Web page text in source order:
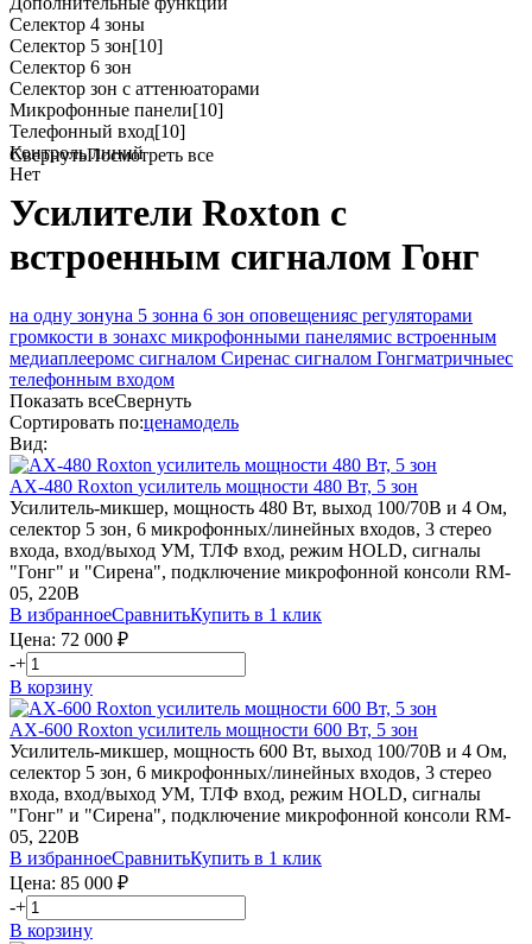
Селектор 4 зоны
Селектор 5 зон[10]
Селектор 6 зон
Селектор зон с аттенюаторами
Микрофонные панели[10]
Телефонный вход[10]
Контроль линий
Нет
СвернутьПосмотреть все
Усилители Roxton с
встроенным сигналом Гонг
на одну зонуна 5 зонна 6 зон оповещенияс регуляторами
громкости в зонахс микрофонными панелямис встроенным
медиаплееромс сигналом Сиренас сигналом Гонгматричныес
телефонным входом
Показать всеСвернуть
Сортировать по:ценамодель
Вид:
AX-480 Roxton усилитель мощности 480 Вт, 5 зон
Усилитель-микшер, мощность 480 Вт, выход 100/70В и 4 Ом,
селектор 5 зон, 6 микрофонных/линейных входов, 3 стерео
входа, вход/выход УМ, ТЛФ вход, режим HOLD, сигналы
"Гонг" и "Сирена", подключение микрофонной консоли RM-
05, 220В
В избранноеСравнитьКупить в 1 клик
Цена: 72 000 ₽
-+
В корзину
AX-600 Roxton усилитель мощности 600 Вт, 5 зон
Усилитель-микшер, мощность 600 Вт, выход 100/70В и 4 Ом,
селектор 5 зон, 6 микрофонных/линейных входов, 3 стерео
входа, вход/выход УМ, ТЛФ вход, режим HOLD, сигналы
"Гонг" и "Сирена", подключение микрофонной консоли RM-
05, 220В
В избранноеСравнитьКупить в 1 клик
Цена: 85 000 ₽
-+
В корзину